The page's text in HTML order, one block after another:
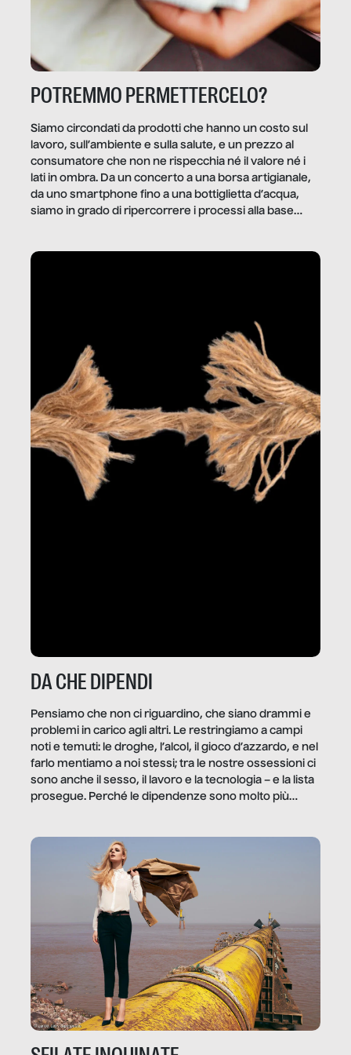
POTREMMO PERMETTERCELO?
Siamo circondati da prodotti che hanno un costo sul
lavoro, sull’ambiente e sulla salute, e un prezzo al
consumatore che non ne rispecchia né il valore né i
lati in ombra. Da un concerto a una borsa artigianale,
da uno smartphone fino a una bottiglietta d’acqua,
siamo in grado di ripercorrere i processi alla base
dietro gli oggetti e i servizi che fanno la nostra vita
DA CHE DIPENDI
Pensiamo che non ci riguardino, che siano drammi e
problemi in carico agli altri. Le restringiamo a campi
noti e temuti: le droghe, l’alcol, il gioco d’azzardo, e nel
farlo mentiamo a noi stessi; tra le nostre ossessioni ci
sono anche il sesso, il lavoro e la tecnologia – e la lista
prosegue. Perché le dipendenze sono molto più
trae un guadagno. In questo reportage vediamo
quale e come.